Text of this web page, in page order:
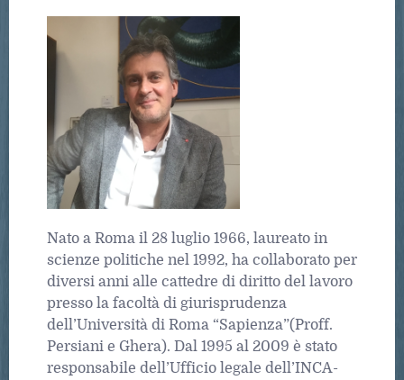
Nato a Roma il 28 luglio 1966, laureato in
scienze politiche nel 1992, ha collaborato per
diversi anni alle cattedre di diritto del lavoro
presso la facoltà di giurisprudenza
dell’Università di Roma “Sapienza”(Proff.
Persiani e Ghera). Dal 1995 al 2009 è stato
responsabile dell’Ufficio legale dell’INCA-